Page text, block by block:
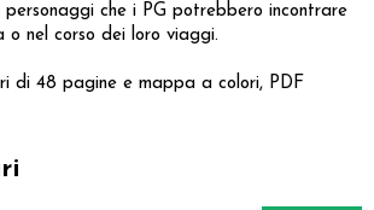
che i PG potrebbero incontrare
o nel corso dei loro viaggi.
di 48 pagine e mappa a colori, PDF